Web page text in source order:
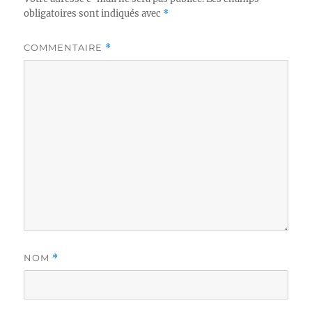
obligatoires sont indiqués avec *
COMMENTAIRE *
NOM *